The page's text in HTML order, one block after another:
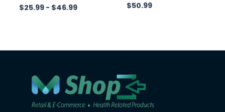
$25.99 - $46.99Rango
hasta
Valorado
con
$50.99